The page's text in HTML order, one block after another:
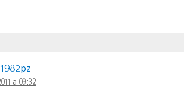
a 09:32